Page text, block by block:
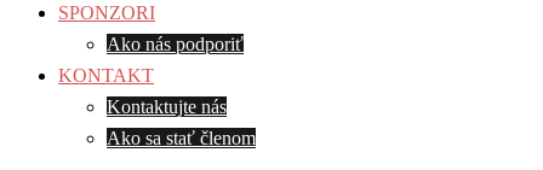
SPONZORI
Ako nás podporiť
KONTAKT
Kontaktujte nás
Ako sa stať členom